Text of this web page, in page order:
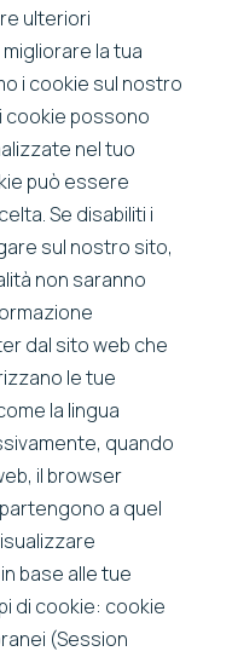
ulteriori
la tua
i cookie sul nostro
cookie possono
nel tuo
può essere
Se disabiliti i
sul nostro sito,
non saranno
dal sito web che
le tue
la lingua
quando
il browser
a quel
base alle tue
di cookie: cookie
(Session